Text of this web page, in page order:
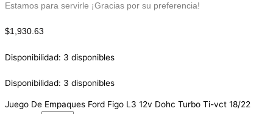
Estamos para servirle ¡Gracias por su preferencia!
$1,930.63
Disponibilidad: 3 disponibles
Disponibilidad: 3 disponibles
Juego De Empaques Ford Figo L3 12v Dohc Turbo Ti-vct 18/22